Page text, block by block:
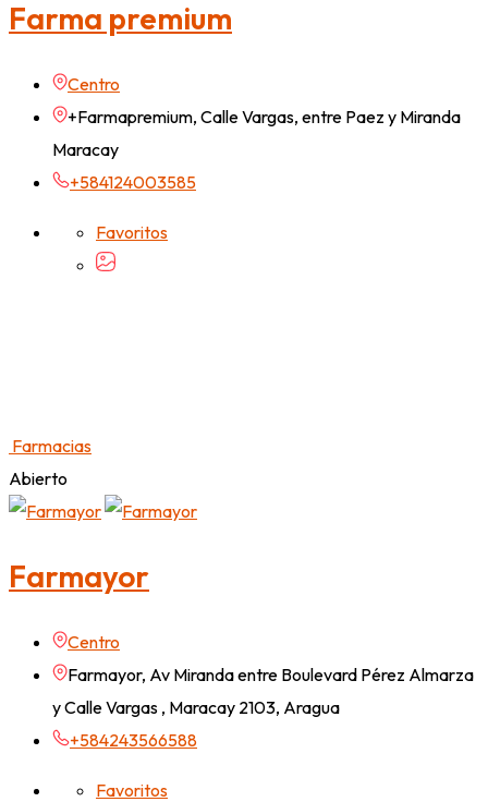
Farma premium
Centro
+Farmapremium, Calle Vargas, entre Paez y Miranda
Maracay
+584124003585
Favoritos
Farmacias
Abierto
Farmayor
Centro
Farmayor, Av Miranda entre Boulevard Pérez Almarza
y Calle Vargas , Maracay 2103, Aragua
+584243566588
Favoritos